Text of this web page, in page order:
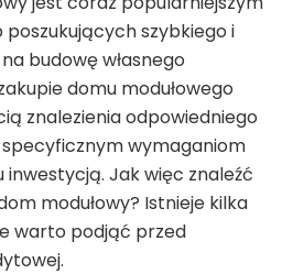
szybkiego i
budowę własnego
domu modułowego
znalezienia odpowiedniego
wymaganiom
Jak więc znaleźć
modułowy? Istnieje kilka
warto podjąć przed